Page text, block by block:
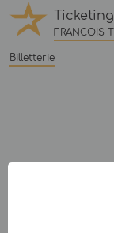
FRANCOIS
Billetterie